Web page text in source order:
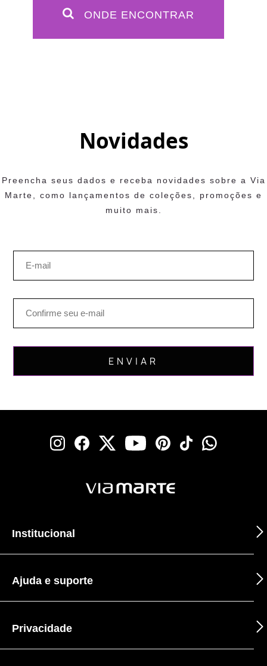
ONDE ENCONTRAR
Novidades
Preencha seus dados e receba novidades sobre a Via
Marte, como lançamentos de coleções, promoções e
muito mais.
Institucional
Ajuda e suporte
Privacidade